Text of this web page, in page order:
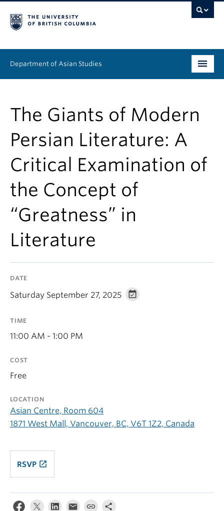
Department of Asian Studies
Graduate
Continuing Education
People
News & Events
About
The Giants of Modern
Persian Literature: A
Critical Examination of
the Concept of
“Greatness” in
Literature
DATE
Saturday September 27, 2025
TIME
11:00 AM - 1:00 PM
COST
Free
LOCATION
Asian Centre, Room 604
1871 West Mall, Vancouver, BC, V6T 1Z2, Canada
RSVP launch